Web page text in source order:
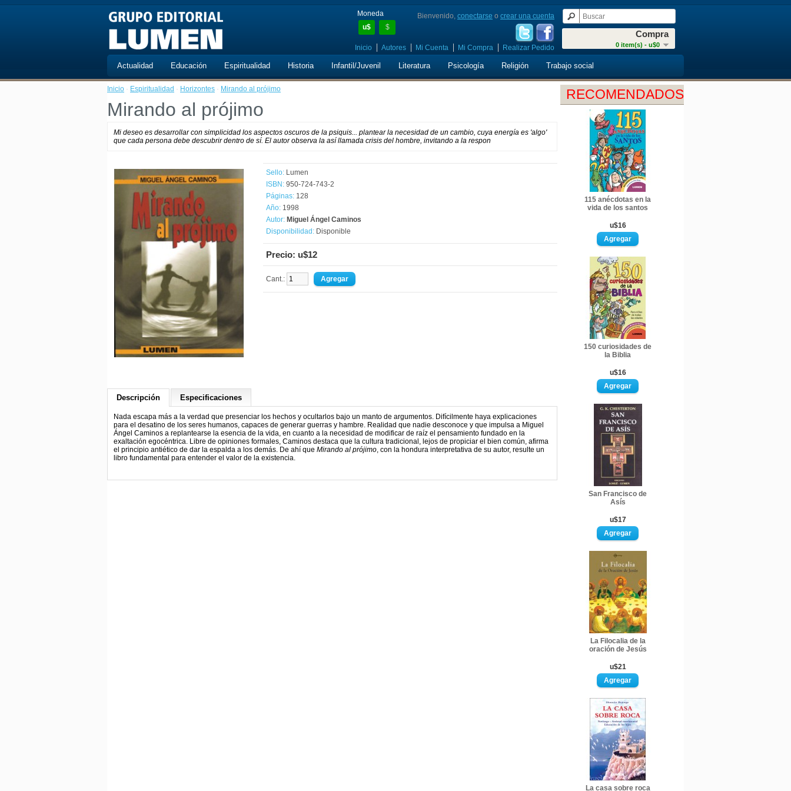
Moneda
u$
$
Compra
0 item(s) - u$0
Bienvenido, conectarse o crear una cuenta
Inicio Autores Mi Cuenta Mi Compra Realizar Pedido
Actualidad Educación Espiritualidad Historia Infantil/Juvenil Literatura Psicología Religión Trabajo social
RECOMENDADOS
115 anécdotas en la
vida de los santos
u$16
150 curiosidades de
la Biblia
u$16
San Francisco de
Asís
u$17
La Filocalia de la
oración de Jesús
u$21
La casa sobre roca
Inicio · Espiritualidad · Horizontes · Mirando al prójimo
Mirando al prójimo
Mi deseo es desarrollar con simplicidad los aspectos oscuros de la psiquis... plantear la necesidad de un cambio, cuya energía es 'algo'
que cada persona debe descubrir dentro de sí. El autor observa la así llamada crisis del hombre, invitando a la respon
Sello: Lumen
ISBN: 950-724-743-2
Páginas: 128
Año: 1998
Autor: Miguel Ángel Caminos
Disponibilidad: Disponible
Precio: u$12
Cant.:
Descripción Especificaciones
Nada escapa más a la verdad que presenciar los hechos y ocultarlos bajo un manto de argumentos. Difícilmente haya explicaciones
para el desatino de los seres humanos, capaces de generar guerras y hambre. Realidad que nadie desconoce y que impulsa a Miguel
Ángel Caminos a replantearse la esencia de la vida, en cuanto a la necesidad de modificar de raíz el pensamiento fundado en la
exaltación egocéntrica. Libre de opiniones formales, Caminos destaca que la cultura tradicional, lejos de propiciar el bien común, afirma
el principio antiético de dar la espalda a los demás. De ahí que Mirando al prójimo, con la hondura interpretativa de su autor, resulte un
libro fundamental para entender el valor de la existencia.